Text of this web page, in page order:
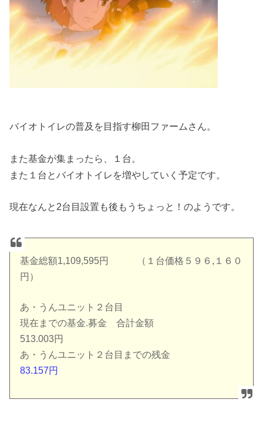
バイオトイレの普及を目指す柳田ファームさん。
また基金が集まったら、１台。
また１台とバイオトイレを増やしていく予定です。
現在なんと2台目設置も後もうちょっと！のようです。
基金総額1,109,595円 （１台価格５９６,１６０
円）
あ・うんユニット２台目
現在までの基金.募金 合計金額
513.003円
あ・うんユニット２台目までの残金
83.157円